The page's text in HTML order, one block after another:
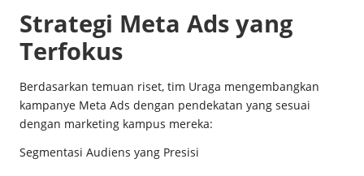
Strategi Meta Ads yang
Terfokus
Berdasarkan temuan riset, tim Uraga mengembangkan
kampanye Meta Ads dengan pendekatan yang sesuai
dengan marketing kampus mereka:
Segmentasi Audiens yang Presisi